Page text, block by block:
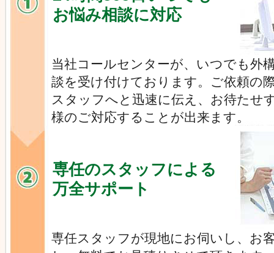
お悩み相談に対応
当社コールセンターが、いつでも外
談を受け付けております。ご依頼の
スタッフへと迅速に伝え、お待たせ
様のご対応することが出来ます。
専任のスタッフによる
万全サポート
専任スタッフが現地にお伺いし、お